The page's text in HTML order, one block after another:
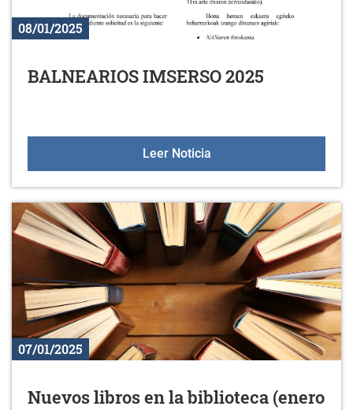
08/01/2025
BALNEARIOS IMSERSO 2025
Leer NoticiaBALNEARIOS IMSERSO
07/01/2025
Nuevos libros en la biblioteca (enero